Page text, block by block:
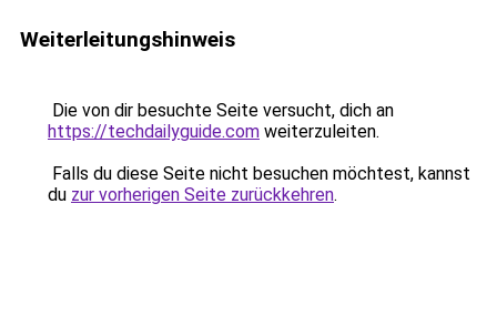
Weiterleitungshinweis
Die von dir besuchte Seite versucht, dich an
https://techdailyguide.com weiterzuleiten.
Falls du diese Seite nicht besuchen möchtest, kannst
du zur vorherigen Seite zurückkehren.